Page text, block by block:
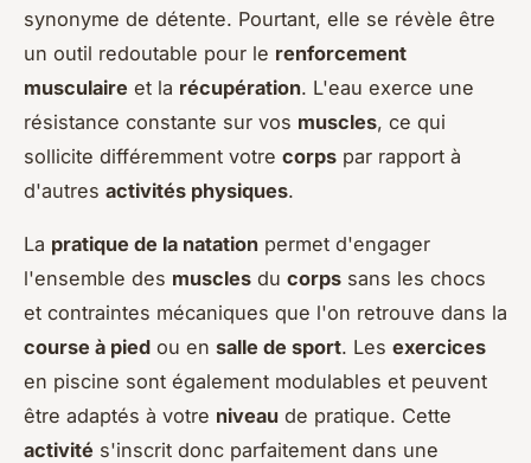
synonyme de détente. Pourtant, elle se révèle être
un outil redoutable pour le renforcement
musculaire et la récupération. L'eau exerce une
résistance constante sur vos muscles, ce qui
sollicite différemment votre corps par rapport à
d'autres activités physiques.
La pratique de la natation permet d'engager
l'ensemble des muscles du corps sans les chocs
et contraintes mécaniques que l'on retrouve dans la
course à pied ou en salle de sport. Les exercices
en piscine sont également modulables et peuvent
être adaptés à votre niveau de pratique. Cette
activité s'inscrit donc parfaitement dans une